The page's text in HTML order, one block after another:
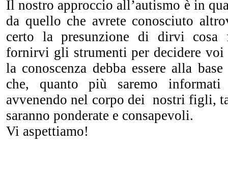
Il nostro approccio all’autismo è in
da quello che avrete conosciuto
certo la presunzione di dirvi cosa
fornirvi gli strumenti per decidere voi
la conoscenza debba essere alla
che, quanto più saremo
avvenendo nel corpo dei nostri figli,
saranno ponderate e consapevoli.
Vi aspettiamo!